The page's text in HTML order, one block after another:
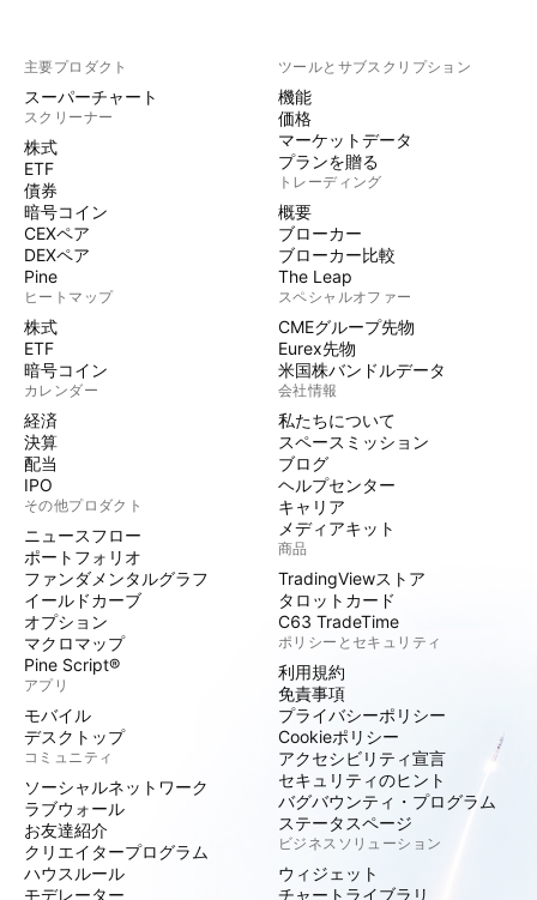
主要プロダクト
スーパーチャート
スクリーナー
株式
ETF
債券
暗号コイン
CEXペア
DEXペア
Pine
ヒートマップ
株式
ETF
暗号コイン
カレンダー
経済
決算
配当
IPO
その他プロダクト
ニュースフロー
ポートフォリオ
ファンダメンタルグラフ
イールドカーブ
オプション
マクロマップ
Pine Script®
アプリ
モバイル
デスクトップ
コミュニティ
ソーシャルネットワーク
ラブウォール
お友達紹介
クリエイタープログラム
ハウスルール
モデレーター
ツールとサブスクリプション
機能
価格
マーケットデータ
プランを贈る
トレーディング
概要
ブローカー
ブローカー比較
The Leap
スペシャルオファー
CMEグループ先物
Eurex先物
米国株バンドルデータ
会社情報
私たちについて
スペースミッション
ブログ
ヘルプセンター
キャリア
メディアキット
商品
TradingViewストア
タロットカード
C63 TradeTime
ポリシーとセキュリティ
利用規約
免責事項
プライバシーポリシー
Cookieポリシー
アクセシビリティ宣言
セキュリティのヒント
バグバウンティ・プログラム
ステータスページ
ビジネスソリューション
ウィジェット
チャートライブラリ